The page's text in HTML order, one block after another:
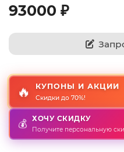
93000 ₽
🔥 КУПОНЫ И АКЦИИ
Скидки до 70%!
💰 ХОЧУ СКИДКУ
Получите персональную